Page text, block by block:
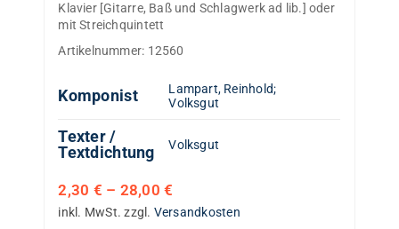
Klavier [Gitarre, Baß und Schlagwerk ad lib.] oder
mit Streichquintett
Artikelnummer: 12560
Komponist Lampart, Reinhold;
Volksgut
Texter /
Textdichtung
Volksgut
2,30 € – 28,00€
inkl. MwSt. zzgl. Versandkosten